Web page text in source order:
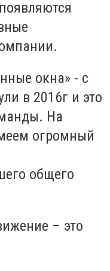
окна» - с
в 2016г и это
На
огромный
общего
– это